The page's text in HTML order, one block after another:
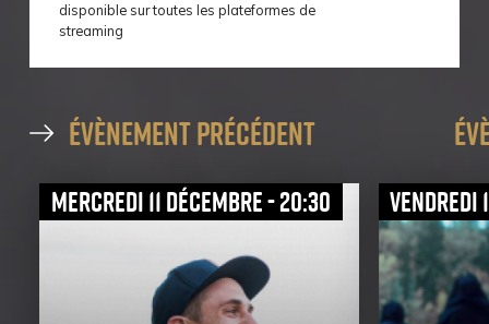
disponible sur toutes les plateformes de
streaming
évènement précédent
mercredi 11 décembre - 20:30 vendredi